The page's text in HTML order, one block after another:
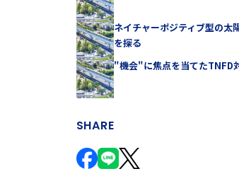
ネイチャーポジティブ型の太
を探る
"機会"に焦点を当てたTNFD
SHARE